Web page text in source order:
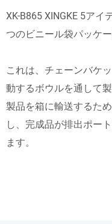
XK-B865 XINGKE 5ア
つのビニール袋パッケ
これは、チェーンバケ
動するボウルを通して
製品を箱に輸送するた
し、完成品が排出ポー
ます。